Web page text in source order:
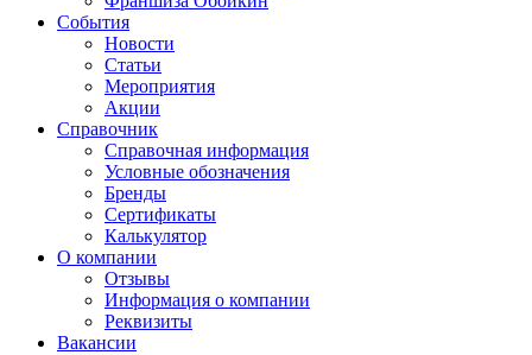
События
Новости
Статьи
Мероприятия
Акции
Справочник
Справочная информация
Условные обозначения
Бренды
Сертификаты
Калькулятор
О компании
Отзывы
Информация о компании
Реквизиты
Вакансии